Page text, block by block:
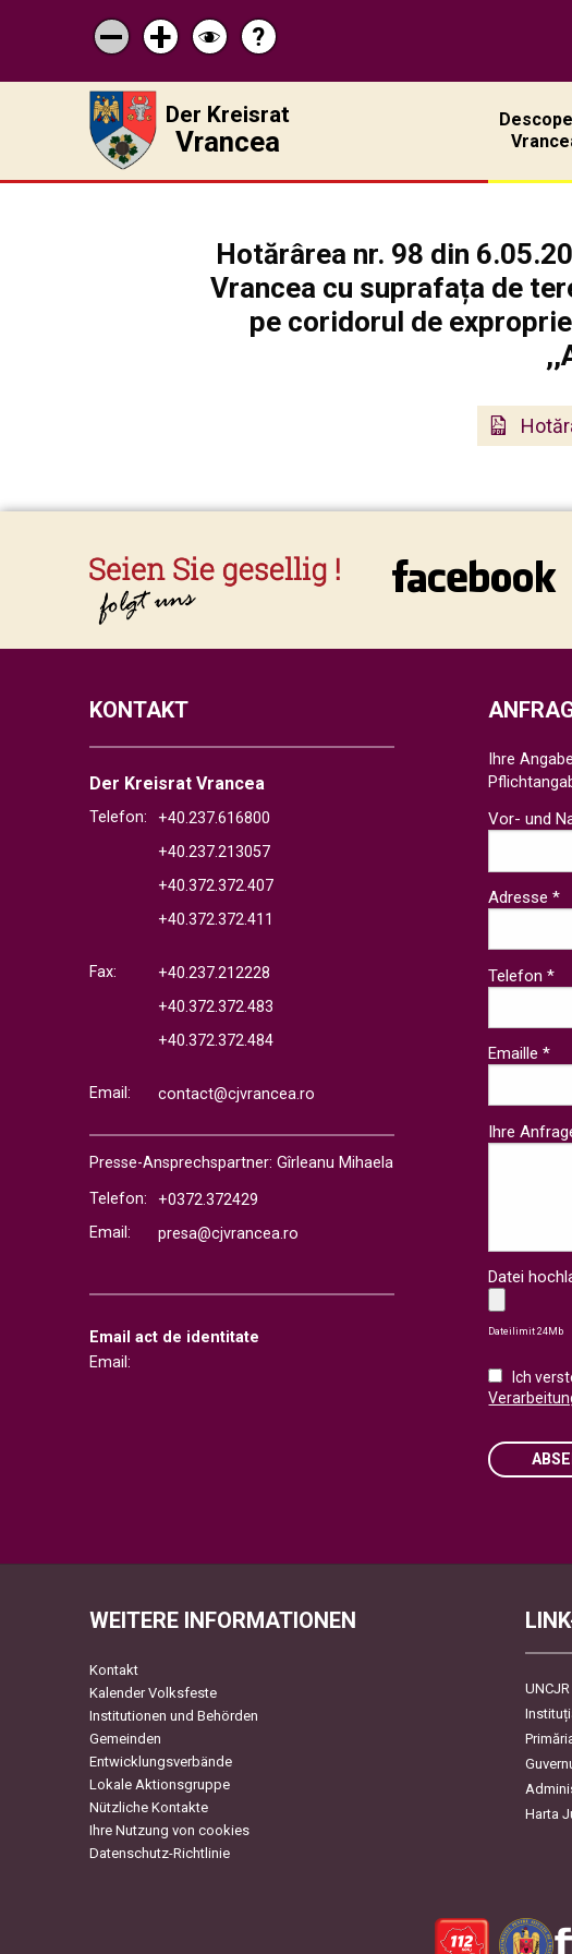
Micșorează
scrisul
Mărește
scrisul
Schimbă
contrastul
Pagina
de
ajutor
?
Der Kreisrat
Vrancea
Hotărârea nr. 98 din
Vrancea cu suprafața de
pe coridorul de
KONTAKT
Der Kreisrat Vrancea
Telefon:
+40.237.616800
+40.237.213057
+40.372.372.407
+40.372.372.411
Fax:
+40.237.212228
+40.372.372.483
+40.372.372.484
Email: contact@cjvrancea.ro
Presse-Ansprechspartner: Gîrleanu Mihaela
Telefon:
+0372.372429
Email:
presa@cjvrancea.ro
Email act de identitate
Email:
Ihre
Vor- und
Adresse *
Telefon *
Emaille *
Ihre
Datei
Dateilimit 24Mb
Ich
WEITERE INFORMATIONEN
Kontakt
Kalender Volksfeste
Institutionen und Behörden
Gemeinden
Entwicklungsverbände
Lokale Aktionsgruppe
Nützliche Kontakte
Ihre Nutzung von cookies
Datenschutz-Richtlinie
UNCJR
Harta